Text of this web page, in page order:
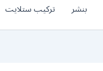
بنشر تركيب ستلايت